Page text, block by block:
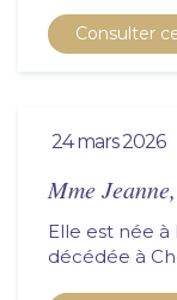
Consulter
24 mars 2026
Mme
Elle est née à
décédée à